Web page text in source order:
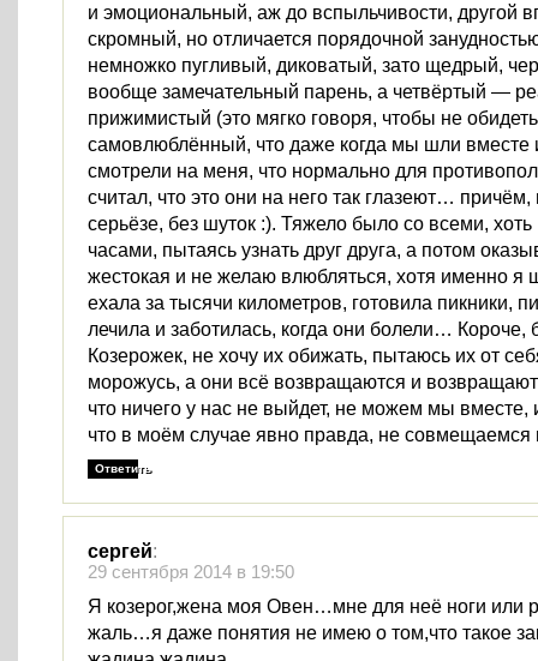
и эмоциональный, аж до вспыльчивости, другой
скромный, но отличается порядочной
немножко пугливый, диковатый, зато щедрый,
вообще замечательный парень, а четвёртый —
прижимистый (это мягко говоря, чтобы не
самовлюблённый, что даже когда мы шли
смотрели на меня, что нормально для
считал, что это они на него так глазеют…
серьёзе, без шуток :). Тяжело было со всеми,
часами, пытаясь узнать друг друга, а потом
жестокая и не желаю влюбляться, хотя именно я
ехала за тысячи километров, готовила пикники,
лечила и заботилась, когда они болели… Короче,
Козерожек, не хочу их обижать, пытаюсь их от
морожусь, а они всё возвращаются и
что ничего у нас не выйдет, не можем мы вместе,
что в моём случае явно правда, не
Ответить
сергей:
29 сентября 2014 в 19:50
Я козерог,жена моя Овен…мне для неё ноги или
жаль…я даже понятия не имею о том,что такое